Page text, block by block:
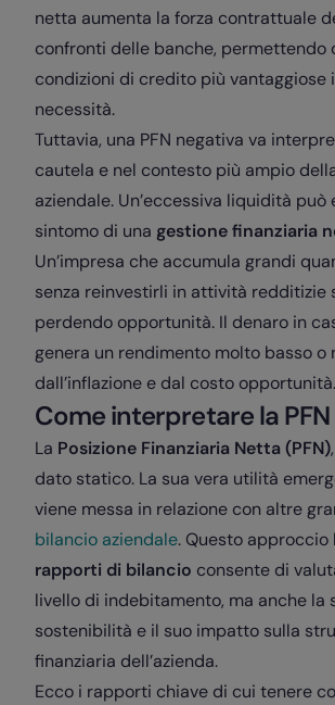
netta aumenta la forza contrattuale
confronti delle banche, permettendo
condizioni di credito più vantaggiose
necessità.
Tuttavia, una PFN negativa va
cautela e nel contesto più ampio
aziendale. Un’eccessiva liquidità può
sintomo di una gestione finanziaria
Un’impresa che accumula grandi
senza reinvestirli in attività redditizie
perdendo opportunità. Il denaro in
genera un rendimento molto basso o
dall’inflazione e dal costo opportunità.
Come interpretare la PFN
La Posizione Finanziaria Netta (PFN)
dato statico. La sua vera utilità
viene messa in relazione con altre
bilancio aziendale. Questo approccio
rapporti di bilancio consente di
livello di indebitamento, ma anche la
sostenibilità e il suo impatto sulla
finanziaria dell’azienda.
Ecco i rapporti chiave di cui tenere